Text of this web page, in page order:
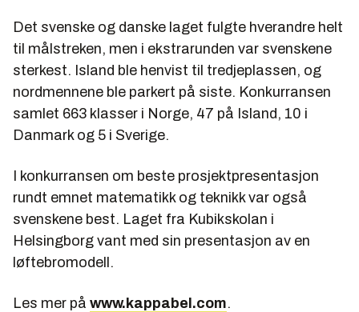
Det svenske og danske laget fulgte hverandre helt
til målstreken, men i ekstrarunden var svenskene
sterkest. Island ble henvist til tredjeplassen, og
nordmennene ble parkert på siste. Konkurransen
samlet 663 klasser i Norge, 47 på Island, 10 i
Danmark og 5 i Sverige.
I konkurransen om beste prosjektpresentasjon
rundt emnet matematikk og teknikk var også
svenskene best. Laget fra Kubikskolan i
Helsingborg vant med sin presentasjon av en
løftebromodell.
Les mer på www.kappabel.com.